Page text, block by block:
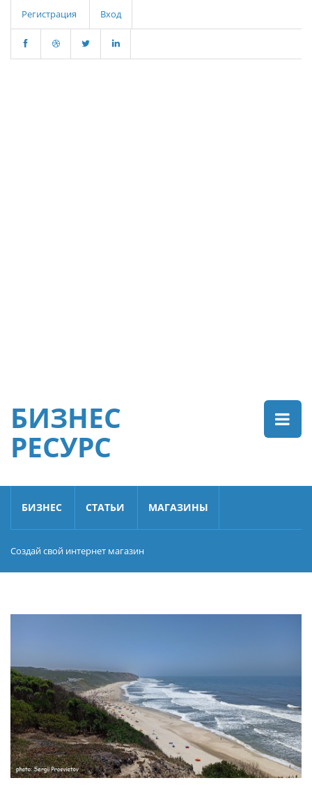
Регистрация Вход
БИЗНЕС
РЕСУРС
БИЗНЕС СТАТЬИ МАГАЗИНЫ
Создай свой интернет магазин